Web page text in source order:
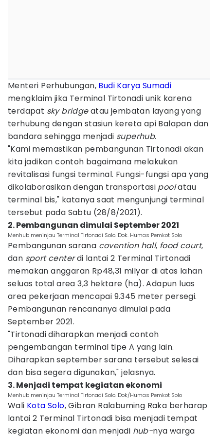
Menteri Perhubungan, Budi Karya Sumadi
mengklaim jika Terminal Tirtonadi unik karena
terdapat sky bridgeatau jembatan layang yang
terhubung dengan stasiun kereta api Balapan dan
bandara sehingga menjadi superhub.
"Kami memastikan pembangunan Tirtonadi akan
kita jadikan contoh bagaimana melakukan
revitalisasi fungsi terminal. Fungsi-fungsi apa yang
dikolaborasikan dengan transportasi poolatau
terminal bis," katanya saat mengunjungi terminal
tersebut pada Sabtu (28/8/2021).
2. Pembangunan dimulai September 2021
Menhub meninjau Terminal Tirtonadi Solo. Dok. Humas Pemkot Solo
Pembangunan sarana covention hall, food court,
dan sport centerdi lantai 2 Terminal Tirtonadi
memakan anggaran Rp48,31 milyar di atas lahan
seluas total area 3,3 hektare (ha). Adapun luas
area pekerjaan mencapai 9.345 meter persegi.
Pembangunan rencananya dimulai pada
September 2021.
"Tirtonadi diharapkan menjadi contoh
pengembangan terminal tipe A yang lain.
Diharapkan september sarana tersebut selesai
dan bisa segera digunakan," jelasnya.
3. Menjadi tempat kegiatan ekonomi
Menhub meninjau Terminal Tirtonadi Solo. Dok/Humas Pemkot Solo
Wali Kota Solo, Gibran Ralabuming Raka berharap
lantai 2 Terminal Tirtonadi bisa menjadi tempat
kegiatan ekonomi dan menjadi hub-nya warga